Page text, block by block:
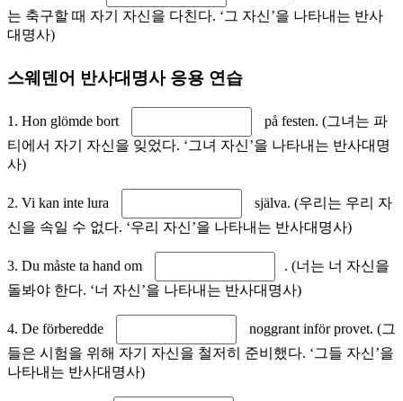
는 축구할 때 자기 자신을 다친다. ‘그 자신’을 나타내는 반사
대명사)
스웨덴어 반사대명사 응용 연습
1. Hon glömde bort
på festen. (그녀는 파
티에서 자기 자신을 잊었다. ‘그녀 자신’을 나타내는 반사대명
사)
2. Vi kan inte lura
själva. (우리는 우리 자
신을 속일 수 없다. ‘우리 자신’을 나타내는 반사대명사)
3. Du måste ta hand om
. (너는 너 자신을
돌봐야 한다. ‘너 자신’을 나타내는 반사대명사)
4. De förberedde
noggrant inför provet. (그
들은 시험을 위해 자기 자신을 철저히 준비했다. ‘그들 자신’을
나타내는 반사대명사)